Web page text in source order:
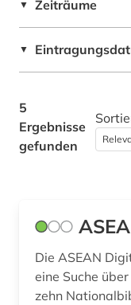
Werkstoffwissenschaften und
Wissenschaftskunde, Forschung, Hochschul-,
▼ Zeiträume
▼
5
Ergebnisse
gefunden
Die ASEAN
eine Suche
zehn